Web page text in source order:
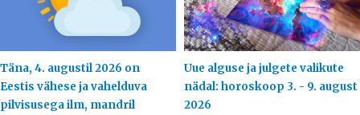
Täna, 4. augustil 2026 on
Eestis vähese ja vahelduva
pilvisusega ilm, mandril
Uue alguse ja julgete valikute
nädal: horoskoop 3. - 9. august
2026